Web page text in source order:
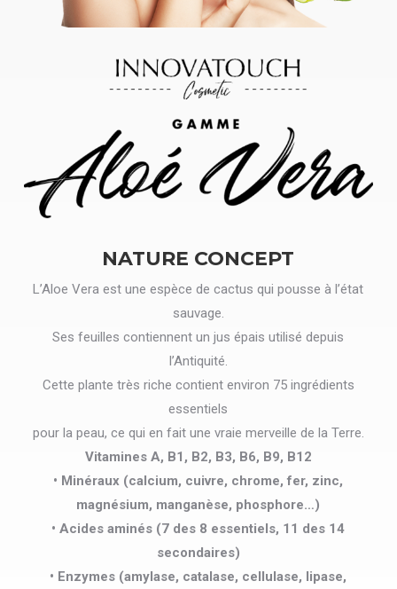
NATURE CONCEPT
L’Aloe Vera est une espèce de cactus qui pousse à l’état
sauvage.
Ses feuilles contiennent un jus épais utilisé depuis
l’Antiquité.
Cette plante très riche contient environ 75 ingrédients
essentiels
pour la peau, ce qui en fait une vraie merveille de la Terre.
Vitamines A, B1, B2, B3, B6, B9, B12
• Minéraux (calcium, cuivre, chrome, fer, zinc,
magnésium, manganèse, phosphore…)
• Acides aminés (7 des 8 essentiels, 11 des 14
secondaires)
• Enzymes (amylase, catalase, cellulase, lipase,